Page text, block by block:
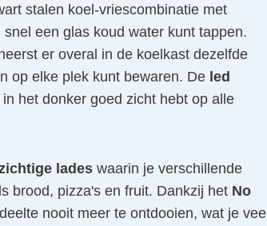
stalen koel-vriescombinatie met
een glas koud water kunt tappen.
er overal in de koelkast dezelfde
op elke plek kunt bewaren. De led
het donker goed zicht hebt op alle
ladeswaarin je verschillende
brood, pizza's en fruit. Dankzij het No
nooit meer te ontdooien, wat je veel